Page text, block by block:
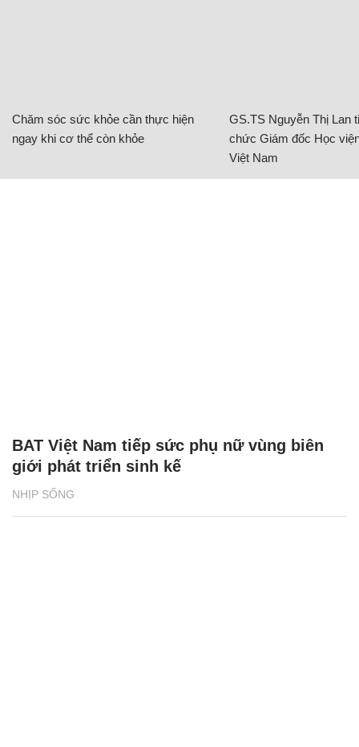
Chăm sóc sức khỏe cần thực hiện
ngay khi cơ thể còn khỏe
GS.TS Nguyễn Thị Lan
chức Giám đốc Học
Việt Nam
NHỊP SỐNG
BAT Việt Nam tiếp sức phụ nữ vùng biên
giới phát triển sinh kế